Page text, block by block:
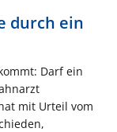
durch ein
Darf ein
mit Urteil vom